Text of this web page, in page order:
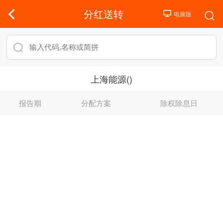
分红送转
上海能源()
报告期 分配方案 除权除息日